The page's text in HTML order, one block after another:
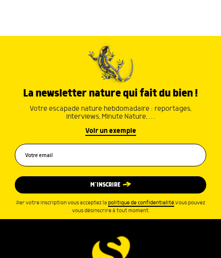
La newsletter nature qui fait du bien !
Votre escapade nature hebdomadaire : reportages,
interviews, Minute Nature, …
Voir un exemple
M’INSCRIRE
Par votre inscription vous acceptez la politique de confidentialité.Vous pouvez
vous désinscrire à tout moment.